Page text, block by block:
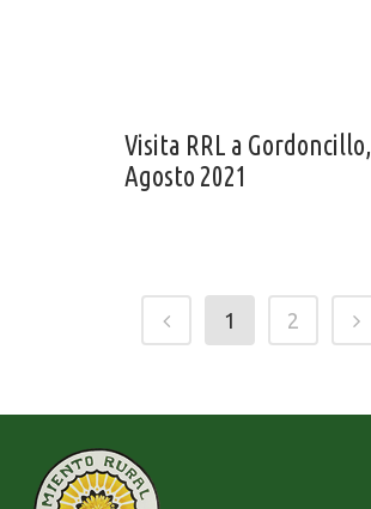
Visita RRL a Gordoncillo,
Agosto 2021
1 2